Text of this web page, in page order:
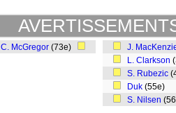
C. McGregor (73e)
J.
L. Clarkson
S. Rubezic
Duk (55e)
S. Nilsen